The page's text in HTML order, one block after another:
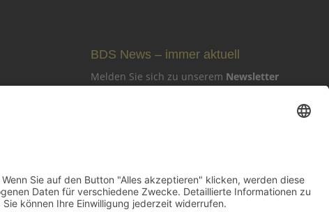
BDS News – immer aktuell
Melden Sie sich zu unserem Newsletter
Zur Anmeldung